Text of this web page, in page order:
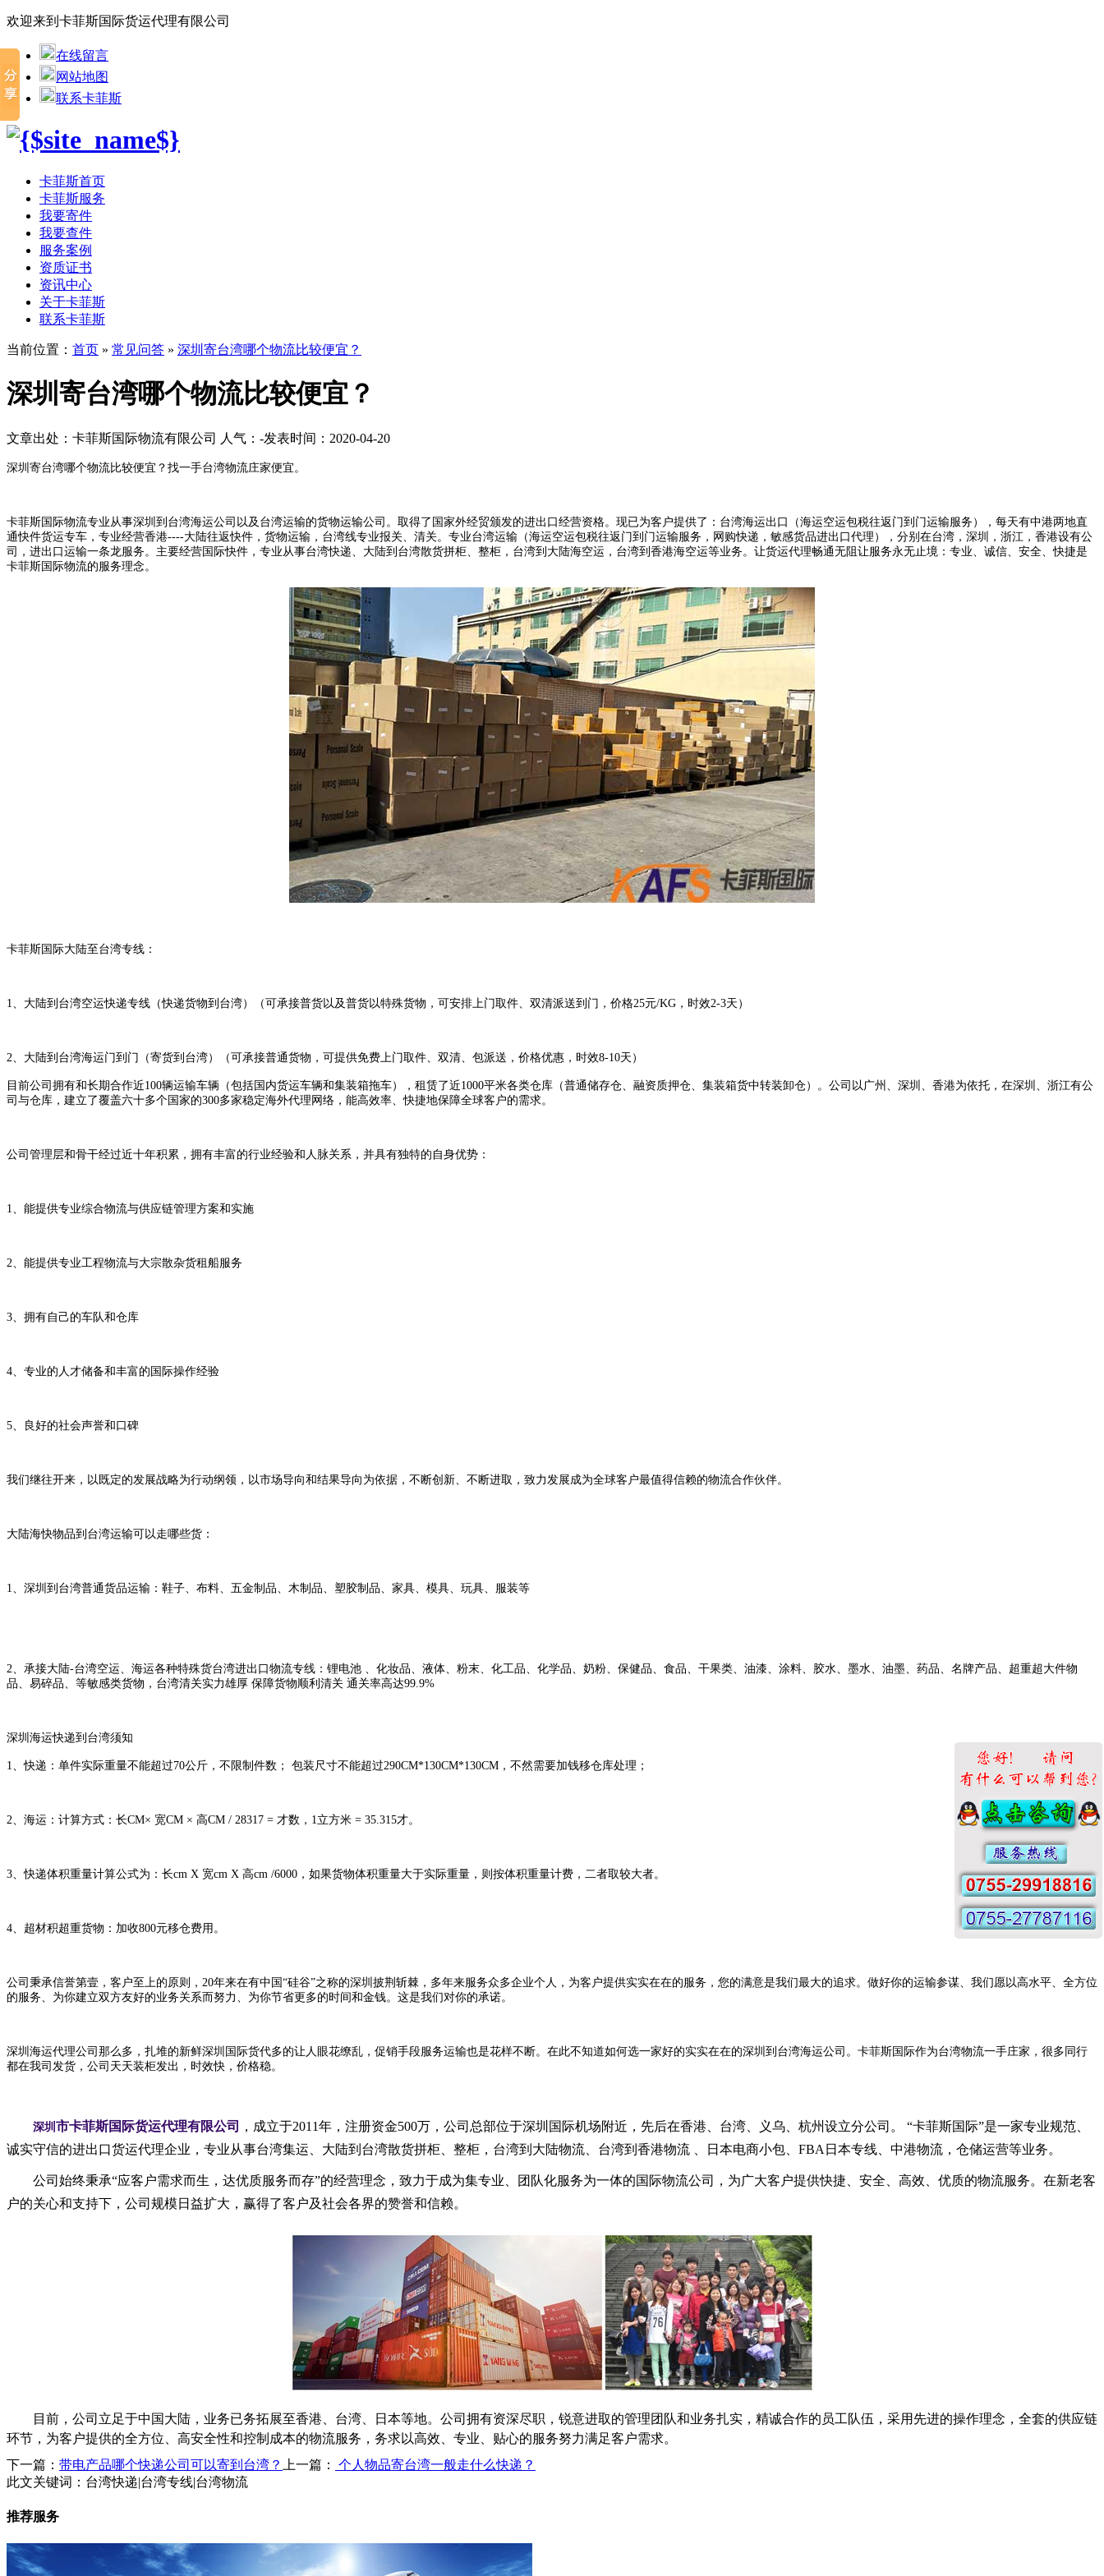
欢迎来到卡菲斯国际货运代理有限公司
在线留言
网站地图
联系卡菲斯
卡菲斯首页
卡菲斯服务
我要寄件
我要查件
服务案例
资质证书
资讯中心
关于卡菲斯
联系卡菲斯
当前位置： 首页 » 常见问答 » 深圳寄台湾哪个物流比较便宜？
深圳寄台湾哪个物流比较便宜？
文章出处：卡菲斯国际物流有限公司 人气： -发表时间：2020-04-20
深圳寄台湾哪个物流比较便宜 ？找一手台湾物流庄家便宜。
卡菲斯国际物流专业从事深圳到台湾海运公司以及台湾运输的货物运输公司。取得了国家外经贸颁发的进出口经营资格。现已为客户提供了：台湾海运出口（海运空运包税往返门到门运输服务），每天有中港两地直
通快件货运专车，专业经营香港----大陆往返快件，货物运输，台湾线专业报关、清关。专业台湾运输（海运空运包税往返门到门运输服务，网购快递，敏感货品进出口代理），分别在台湾，深圳， 浙江 ， 香港设有公
司，进出口运输一条龙服务。主要经营国际快件 ，专业从事台湾快递、大陆到台湾散货拼柜、整柜，台湾到大陆海空运，台湾到香港海空运等业务。 让货运代理畅通无阻让服务永无止境：专业、诚信、安全、快捷是
卡菲斯国际物流的服务理念。
卡菲斯国际大陆至台湾专线 ：
1、大陆到台湾空运快递专线（快递货物到台湾）（可承接普货以及普货以特殊货物，可安排 上门取件、双清派送到门 ，价格25元/KG，时效2-3天）
2、大陆到台湾海运门到门（寄货到台湾）（可承接普通货物，可提供免费上门取件、双清、包派送，价格优惠，时效8-10天）
目前公司拥有和长期合作近100辆运输车辆（包括国内货运车辆和集装箱拖车），租赁了近1000平米各类仓库（普通储存仓、融资质押仓、集装箱货中转装卸仓）。公司以广州、深圳、香港为依托，在深圳、浙江有公
司与仓库， 建立了覆盖六十多个国家的300多家稳定海外代理网络，能高效率、快捷地保障全球客户的需求。
公司管理层和骨干经过近十年积累，拥有丰富的行业经验和人脉关系，并具有独特的自身优势：
1、 能提供专业综合物流与供应链管理方案和实施
2、 能提供专业工程物流与大宗散杂货租船服务
3、 拥有自己的车队和仓库
4、 专业的人才储备和丰富的国际操作经验
5、 良好的社会声誉和口碑
我们继往开来，以既定的发展战略为行动纲领，以市场导向和结果导向为依据，不断创新、不断进取，致力发展成为全球客户最值得信赖的物流合作伙伴。
大陆海快物品到台湾运输可以走哪些货：
1、 深圳 到台湾普通货品运输：鞋子、布料、五金制品、木制品、塑胶制品、家具、模具、玩具、服装等
2、承接大陆-台湾空运、海运各种特殊货台湾进出口物流专线：锂电池 、化妆品、液体、粉末、化工品、化学品、奶粉、保健品、食品、干果类、油漆、涂料、胶水、墨水、油墨、药品、名牌产品、超重超大件物
品、易碎品、等敏感类货物，台湾清关实力雄厚 保障货物顺利清关 通关率高达99.9%
深圳海运快递到台湾须知
1、快递：单件实际重量不能超过70公斤，不限制件数； 包装尺寸不能超过290CM*130CM*130CM，不然需要加钱移仓库处理 ；
2、 海运：计算方式：长CM× 宽CM × 高CM / 28317 = 才数，1立方米 = 35.315才。
3、快递体积重量计算公式为：长cm X 宽cm X 高cm /6000，如果货物体积重量大于实际重量，则按体积重量计费，二者取较大者。
4、 超材积超重货物：加收800元移仓费用。
公司秉承信誉第壹，客户至上的原则， 20年来在有中国“硅谷”之称的深圳披荆斩棘，多年来服务众多企业个人，为客户提供实实在在的服务，您的满意是我们最大的追求。做好你的运输参谋、我们愿以高水平、全方位
的服务、为你建立双方友好的业务关系而努力、为你节省更多的时间和金钱。这是我们对你的承诺。
深圳海运代理公司那么多，扎堆的新鲜深圳国际货代多的让人眼花缭乱，促销手段服务运输也是花样不断。在此不知道如何选一家好的实实在在的深圳到台湾海运公司。 卡菲斯国际作为台湾物流一手庄家，很多同行
都在我司发货，公司天天装柜发出，时效快，价格稳。
深圳 市卡菲斯国际货运代理有限公司
，成立于2011年，注册资金500万，公司总部位于深圳国际机场附近，先后在香港、台湾、义乌、杭州设立分公司。 “卡菲斯国际”是一家专业规范、
诚实守信的进出口货运代理企业，专业从事台湾集运、大陆到台湾散货拼柜、整柜，台湾到大陆物流、台湾到香港物流 、日本电商小包、FBA日本专线、 中港物流， 仓储运营等业务。
公司始终秉承“应客户需求而生，达优质服务而存”的经营理念，致力于成为集专业、团队化服务为一体的国际物流公司，为广大客户提供快捷、安全、高效、优质的物流服务。在新老客
户的关心和支持下，公司规模日益扩大，赢得了客户及社会各界的赞誉和信赖。
目前，公司立足于中国大陆，业务已务拓展至香港、台湾、日本等地。公司拥有资深尽职，锐意进取的管理团队和业务扎实，精诚合作的员工队伍，采用先进的操作理念，全套的供应链
环节，为客户提供的全方位、高安全性和控制成本的物流服务，务求以高效、专业、贴心的服务努力满足客户需求。
下一篇： 带电产品哪个快递公司可以寄到台湾？ 上一篇：
个人物品寄台湾一般走什么快递？
此文关键词： 台湾快递|台湾专线|台湾物流
推荐服务